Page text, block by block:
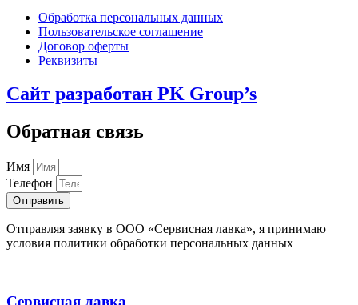
Обработка персональных данных
Пользовательское соглашение
Договор оферты
Реквизиты
Сайт разработан PK Group’s
Обратная связь
Имя
Телефон
Отправить
Отправляя заявку в ООО «Сервисная лавка», я принимаю
условия политики обработки персональных данных
Сервисная лавка